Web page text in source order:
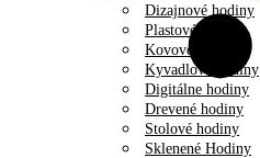
Dizajnové hodiny
Plastové hodiny
Kovové hodiny
Kyvadlové hodiny
Digitálne hodiny
Drevené hodiny
Stolové hodiny
Sklenené Hodiny